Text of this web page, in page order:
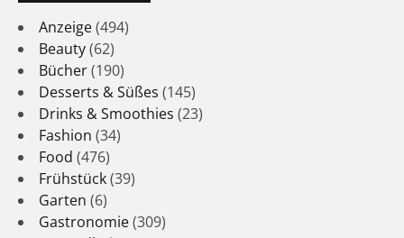
Anzeige(494)
Beauty(62)
Bücher(190)
Desserts & Süßes (145)
Drinks & Smoothies (23)
Fashion (34)
Food (476)
Frühstück(39)
Garten (6)
Gastronomie(309)